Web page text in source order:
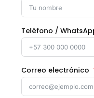
Teléfono /
Correo electrónico